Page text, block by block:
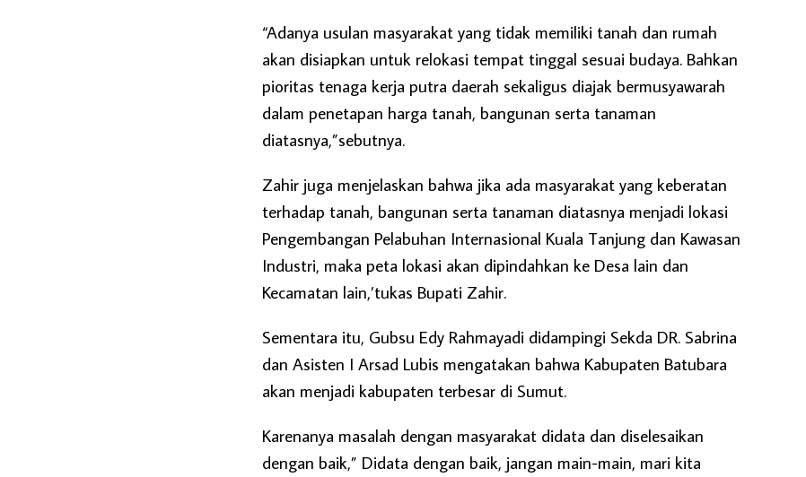
“Adanya usulan masyarakat yang tidak memiliki tanah dan rumah
akan disiapkan untuk relokasi tempat tinggal sesuai budaya. Bahkan
pioritas tenaga kerja putra daerah sekaligus diajak bermusyawarah
dalam penetapan harga tanah, bangunan serta tanaman
diatasnya,”sebutnya.
Zahir juga menjelaskan bahwa jika ada masyarakat yang keberatan
terhadap tanah, bangunan serta tanaman diatasnya menjadi lokasi
Pengembangan Pelabuhan Internasional Kuala Tanjung dan Kawasan
Industri, maka peta lokasi akan dipindahkan ke Desa lain dan
Kecamatan lain,’tukas Bupati Zahir.
Sementara itu, Gubsu Edy Rahmayadi didampingi Sekda DR. Sabrina
dan Asisten I Arsad Lubis mengatakan bahwa Kabupaten Batubara
akan menjadi kabupaten terbesar di Sumut.
Karenanya masalah dengan masyarakat didata dan diselesaikan
dengan baik,” Didata dengan baik, jangan main-main, mari kita